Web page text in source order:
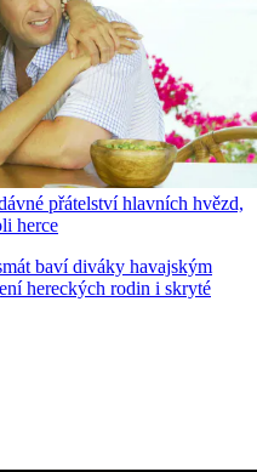
přátelství hlavních hvězd,
herce
baví diváky havajským
hereckých rodin i skryté